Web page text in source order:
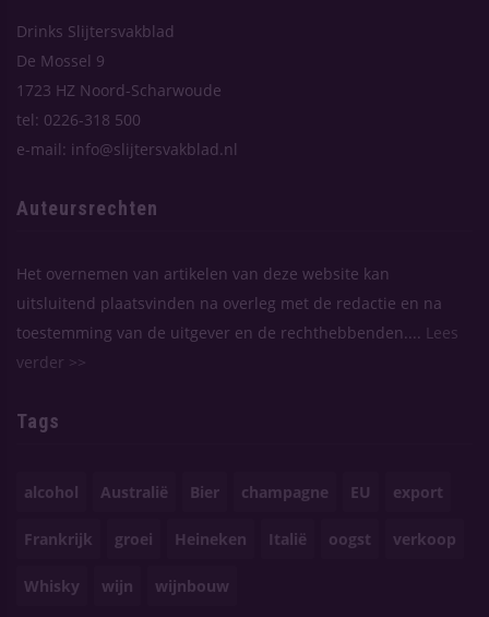
Drinks Slijtersvakblad
De Mossel 9
1723 HZ Noord-Scharwoude
tel: 0226-318 500
e-mail: info@slijtersvakblad.nl
Auteursrechten
Het overnemen van artikelen van deze website kan
uitsluitend plaatsvinden na overleg met de redactie en na
toestemming van de uitgever en de rechthebbenden.... Lees
verder >>
Tags
alcohol Australië Bier champagne EU export
Frankrijk groei Heineken Italië oogst verkoop
Whisky wijn wijnbouw